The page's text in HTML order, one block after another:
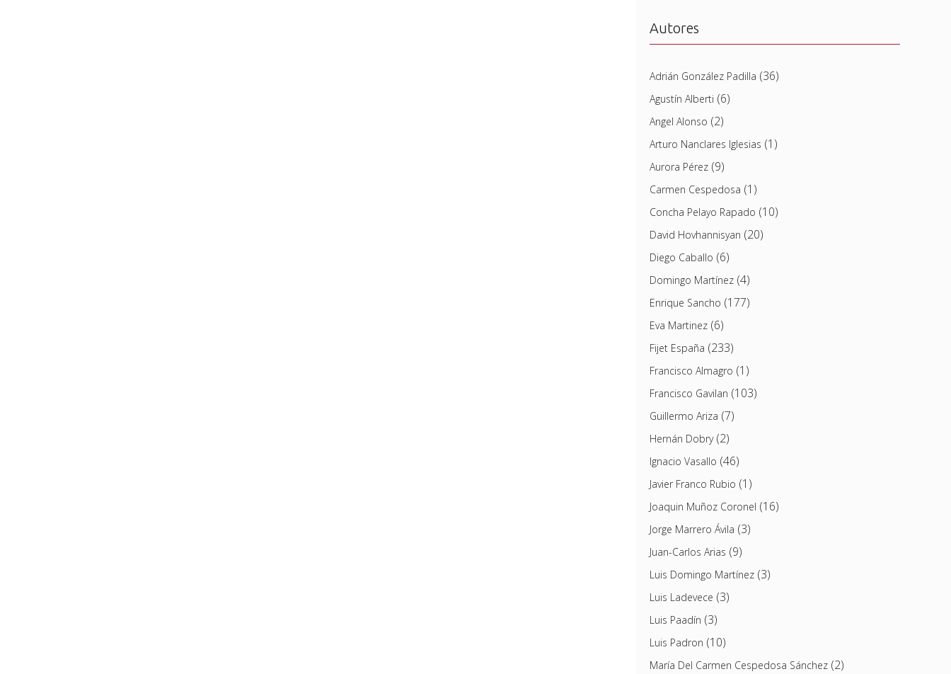
Autores
Adrián González Padilla (36)
Agustín Alberti (6)
Angel Alonso (2)
Arturo Nanclares Iglesias (1)
Aurora Pérez(9)
Carmen Cespedosa (1)
Concha Pelayo Rapado (10)
David Hovhannisyan (20)
Diego Caballo (6)
Domingo Martínez(4)
Enrique Sancho (177)
Eva Martinez(6)
Fijet España (233)
Francisco Almagro (1)
Francisco Gavilan (103)
Guillermo Ariza (7)
Hernán Dobry(2)
Ignacio Vasallo (46)
Javier Franco Rubio (1)
Joaquin Muñoz Coronel (16)
Jorge Marrero Ávila (3)
Juan-Carlos Arias (9)
Luis Domingo Martínez(3)
Luis Ladevece (3)
Luis Paadín (3)
Luis Padron (10)
María Del Carmen Cespedosa Sánchez(2)